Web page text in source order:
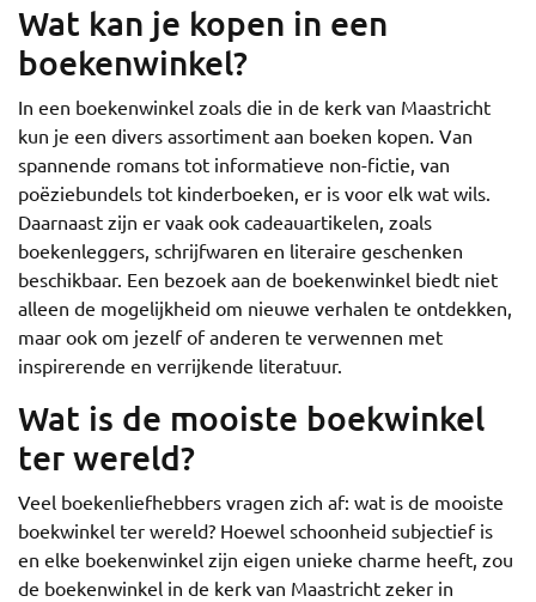
Wat kan je kopen in een
boekenwinkel?
In een boekenwinkel zoals die in de kerk van Maastricht
kun je een divers assortiment aan boeken kopen. Van
spannende romans tot informatieve non-fictie, van
poëziebundels tot kinderboeken, er is voor elk wat wils.
Daarnaast zijn er vaak ook cadeauartikelen, zoals
boekenleggers, schrijfwaren en literaire geschenken
beschikbaar. Een bezoek aan de boekenwinkel biedt niet
alleen de mogelijkheid om nieuwe verhalen te ontdekken,
maar ook om jezelf of anderen te verwennen met
inspirerende en verrijkende literatuur.
Wat is de mooiste boekwinkel
ter wereld?
Veel boekenliefhebbers vragen zich af: wat is de mooiste
boekwinkel ter wereld? Hoewel schoonheid subjectief is
en elke boekenwinkel zijn eigen unieke charme heeft, zou
de boekenwinkel in de kerk van Maastricht zeker in